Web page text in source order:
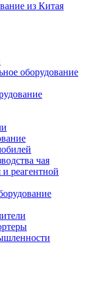
из Китая
оборудование
чая
реагентной